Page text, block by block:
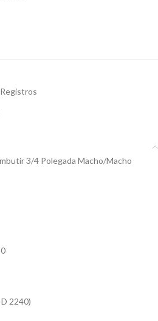
Registros
3/4 Polegada Macho/Macho
2240)